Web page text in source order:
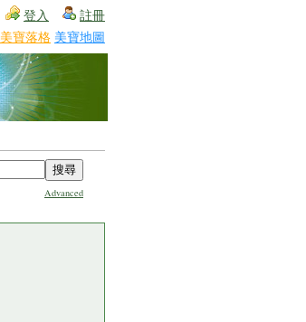
登入 註冊
美寶落格 美寶地圖
Advanced